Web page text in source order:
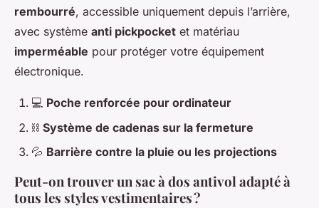
rembourré, accessible uniquement depuis l’arrière,
avec système anti pickpocket et matériau
imperméable pour protéger votre équipement
électronique.
💻 Poche renforcée pour ordinateur
⛓ Système de cadenas sur la fermeture
💦 Barrière contre la pluie ou les projections
Peut-on trouver un sac à dos antivol adapté à
tous les styles vestimentaires ?